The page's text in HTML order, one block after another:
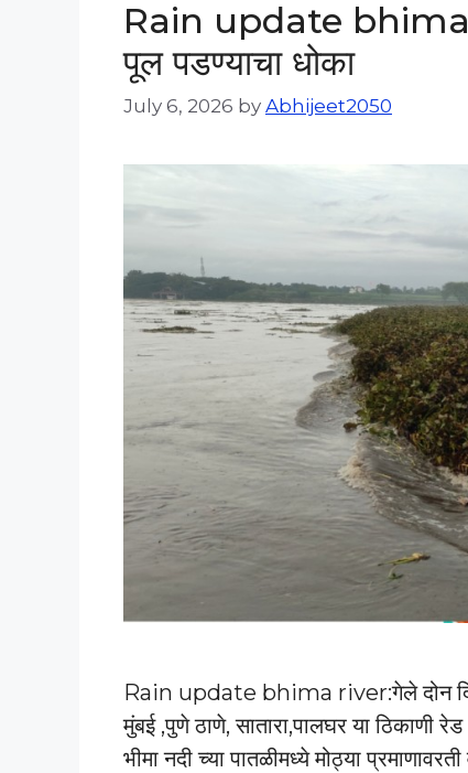
Rain update bhima
पूल पडण्याचा धोका
July 6, 2026 by Abhijeet2050
Rain update bhima river:गेले दोन
मुंबई ,पुणे ठाणे, सातारा,पालघर या ठिकाणी
भीमा नदी च्या पातळीमध्ये मोठ्या